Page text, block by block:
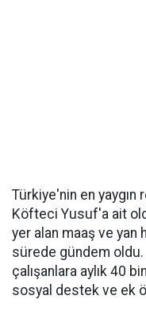
Türkiye'nin en
Köfteci Yusuf'a ait
yer alan maaş ve yan
sürede gündem
çalışanlara aylık 40
sosyal destek ve ek